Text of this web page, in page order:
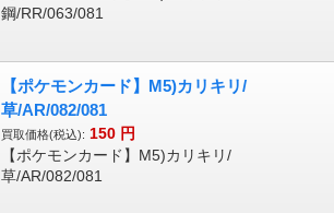
鋼/RR/063/081
【ポケモンカード】M5)カリキリ/
草/AR/082/081
買取価格(税込): 150 円
【ポケモンカード】M5)カリキリ/
草/AR/082/081